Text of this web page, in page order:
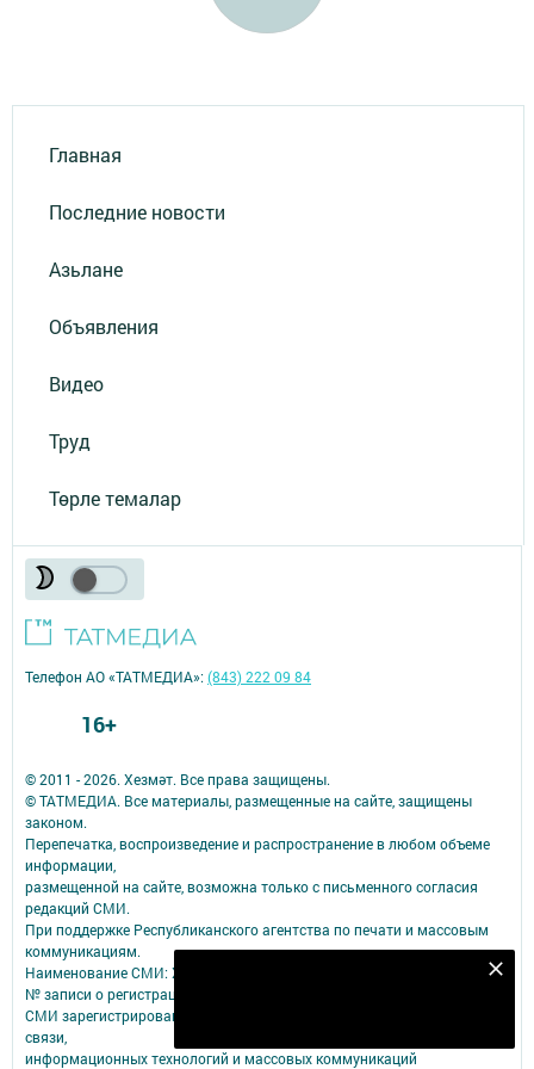
Главная
Последние новости
Азьлане
Объявления
Видео
Труд
Төрле темалар
© 2011 - 2026. Хезмәт. Все права защищены.
© ТАТМЕДИА. Все материалы, размещенные на сайте, защищены
законом.
Перепечатка, воспроизведение и распространение в любом объеме
информации,
размещенной на сайте, возможна только с письменного согласия
редакций СМИ.
При поддержке Республиканского агентства по печати и массовым
коммуникациям.
Наименование СМИ: Хезмәт
№ записи о регистрации СМИ, дата: Эл №ФС77-79109 от 08.09.2020
СМИ зарегистрированно Федеральной службой по надзору в сфере
связи,
информационных технологий и массовых коммуникаций
Телефон АО «ТАТМЕДИА»:(843) 222 09 84
16+